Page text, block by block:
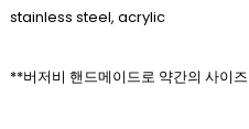
stainless steel, acrylic
**버저비 핸드메이드로 약간의 사이